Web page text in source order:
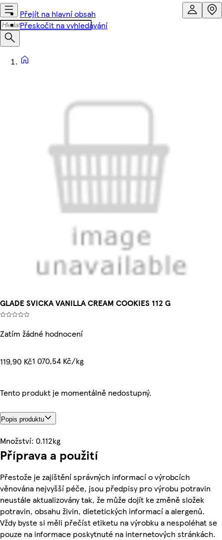
Přejít na hlavní obsah
Přeskočit na vyhledávání
GLADE SVICKA VANILLA CREAM COOKIES 112 G
Zatím žádné hodnocení
119,90 Kč1 070,54 Kč/kg
Tento produkt je momentálně nedostupný.
Popis produktu
Množství: 0.112kg
Příprava a použití
Přestože je zajištění správných informací o výrobcích
věnována nejvyšší péče, jsou předpisy pro výrobu potravin
neustále aktualizovány tak, že může dojít ke změně složek
potravin, obsahu živin, dietetických informací a alergenů.
Vždy byste si měli přečíst etiketu na výrobku a nespoléhat se
pouze na informace poskytnuté na internetových stránkách.